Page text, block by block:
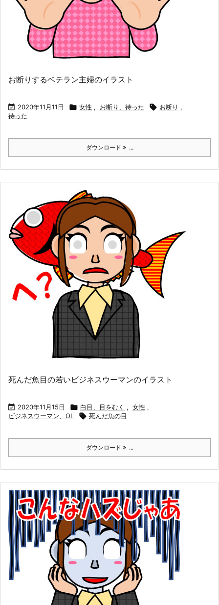
お断りするベテラン主婦のイラスト
 2020年11月11日  女性 , お断り、待った  お断り ,
待った
ダウンロード ...
死んだ魚目の若いビジネスウーマンのイラスト
 2020年11月15日  白目、目をむく , 女性 ,
ビジネスウーマン、OL
 死んだ魚の目
ダウンロード ...